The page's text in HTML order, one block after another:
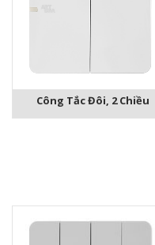
Công Tắc Đôi, 2 Chiều